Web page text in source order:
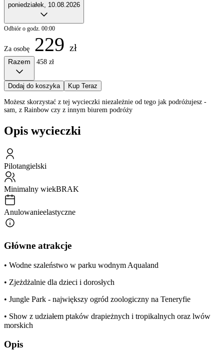
poniedziałek, 10.08.2026
Odbiór o godz. 00:00
Za osobę 229 zł
Razem 458 zł
Dodaj do koszyka Kup Teraz
Możesz skorzystać z tej wycieczki niezależnie od tego jak podróżujesz -
sam, z Rainbow czy z innym biurem podróży
Opis wycieczki
Pilotangielski
Minimalny wiekBRAK
Anulowanieelastyczne
Główne atrakcje
• Wodne szaleństwo w parku wodnym Aqualand
• Zjeżdżalnie dla dzieci i dorosłych
• Jungle Park - największy ogród zoologiczny na Teneryfie
• Show z udziałem ptaków drapieżnych i tropikalnych oraz lwów
morskich
Opis